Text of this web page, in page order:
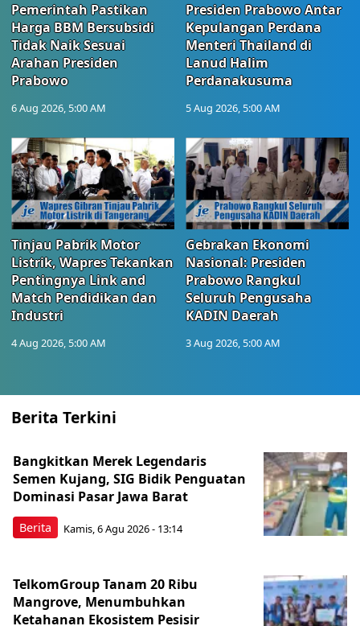
Pemerintah Pastikan
Harga BBM Bersubsidi
Tidak Naik Sesuai
Arahan Presiden
Prabowo
6 Aug 2026, 5:00 AM
Presiden Prabowo Antar
Kepulangan Perdana
Menteri Thailand di
Lanud Halim
Perdanakusuma
5 Aug 2026, 5:00 AM
Tinjau Pabrik Motor
Listrik, Wapres Tekankan
Pentingnya Link and
Match Pendidikan dan
Industri
4 Aug 2026, 5:00 AM
Gebrakan Ekonomi
Nasional: Presiden
Prabowo Rangkul
Seluruh Pengusaha
KADIN Daerah
3 Aug 2026, 5:00 AM
Berita Terkini
Berita
Bangkitkan Merek Legendaris
Semen Kujang, SIG Bidik Penguatan
Dominasi Pasar Jawa Barat
Kamis, 6 Agu 2026 - 13:14
TelkomGroup Tanam 20 Ribu
Mangrove, Menumbuhkan
Ketahanan Ekosistem Pesisir